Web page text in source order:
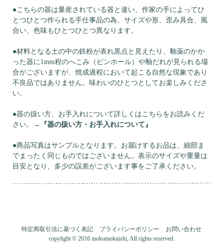
●こちらの器は量産されている器と違い、作家の手によってひ
とつひとつ作られる手仕事品の為、サイズや形、歪み具合、風
合い、色味もひとつひとつ異なります。
●材料となる土の中の鉄粉が表れ黒点と見えたり、釉薬のかか
った器に1mm程のへこみ（ピンホール）や釉だれが見られる場
合がございますが、焼成過程において起こる自然な現象であり
不良品ではありません。味わいのひとつとしてお楽しみくださ
い。
●器の扱い方、お手入れについて詳しくはこちらをお読みくだ
さい。
→ 『器の扱い方・お手入れについて』
●商品写真はサンプルとなります。お届けするお品は、細部ま
でまったく同じものではございません。表示のサイズや重量は
目安となり、多少の誤差がございます事をご了承ください。
特定商取引法に基づく表記 プライバシーポリシー
お問い合わせ
copylight © 2016 mokumokuishi, All rights reserved.